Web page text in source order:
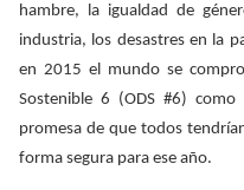
hambre, la igualdad de
industria, los desastres en la
en 2015 el mundo se
Sostenible 6 (ODS #6)
promesa de que todos
forma segura para ese año.